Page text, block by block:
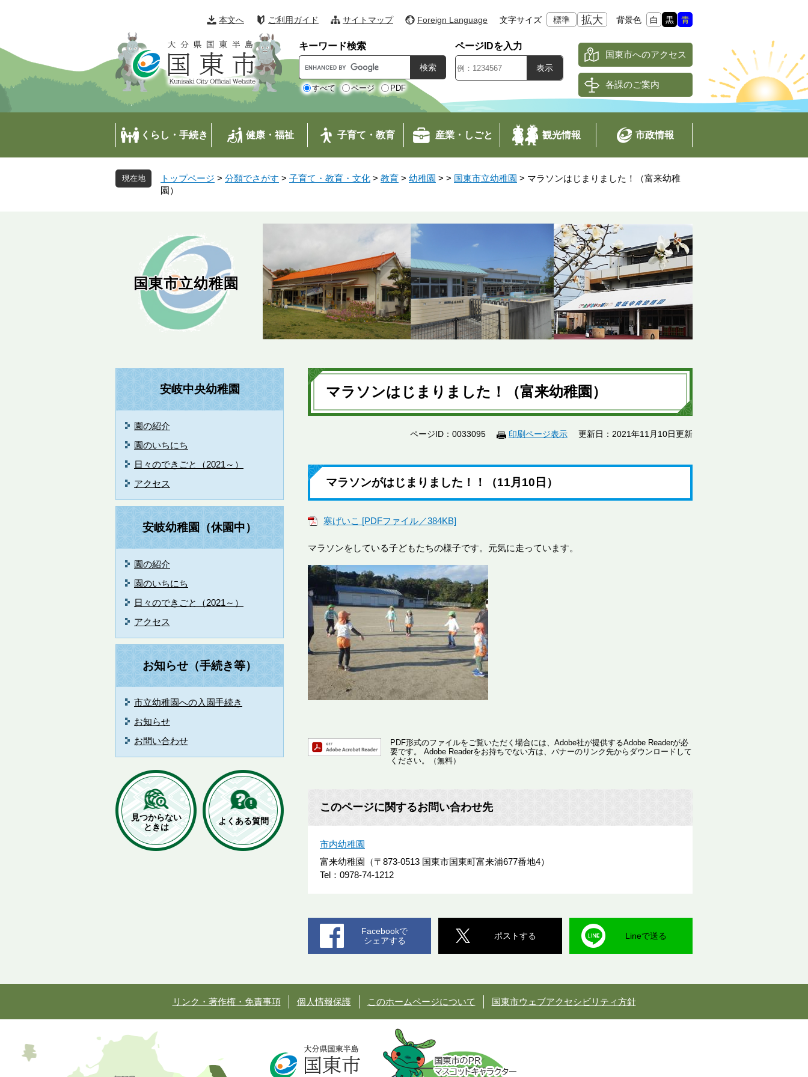
の
で
す
。
ー
ば
し
て
本文へ ご利用ガイド サイトマップ Foreign Language 文字サイズ 標準 拡大 背景色 白 黒 青
キーワード検索
o
o
l
ム
すべて ページ PDF
ページIDを入力
国東市へのアクセス
各課のご案内
くらし・手続き 健康・福祉 子育て・教育 産業・しごと 観光情報 市政情報
トップページ > 分類でさがす > 子育て・教育・文化 > 教育 > 幼稚園 > > 国東市立幼稚園 > マラソンはじまりました！（富来幼稚
園）
国東市立幼稚園
本
文
マラソンはじまりました！（富来幼稚園）
ページID：0033095 印刷ページ表示 更新日：2021年11月10日更新
マラソンがはじまりました！！（11月10日）
寒げいこ [PDFファイル／384KB]
マラソンをしている子どもたちの様子です。元気に走っています。
PDF形式のファイルをご覧いただく場合には、Adobe社が提供するAdobe Readerが必
要です。
Adobe Readerをお持ちでない方は、バナーのリンク先からダウンロードして
ください。（無料）
このページに関するお問い合わせ先
市内幼稚園
富来幼稚園（〒873-0513 国東市国東町富来浦677番地4）
Tel：0978-74-1212
Facebookで
シェアする
ポストする Lineで送る
安岐中央幼稚園
園の紹介
園のいちにち
日々のできごと（2021～）
アクセス
安岐幼稚園（休園中）
園の紹介
園のいちにち
日々のできごと（2021～）
アクセス
お知らせ（手続き等）
市立幼稚園への入園手続き
お知らせ
お問い合わせ
見つからない
ときは
よくある質問
リンク・著作権・免責事項 個人情報保護 このホームページについて 国東市ウェブアクセシビリティ方針